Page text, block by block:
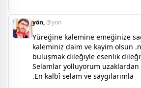
yön,@yon
Yüreğine kalemine emeğinize
kaleminiz daim ve kayim olsun
buluşmak dileğiyle esenlik
Selamlar yolluyorum uzaklardan
.En kalbî selam ve saygılarımla